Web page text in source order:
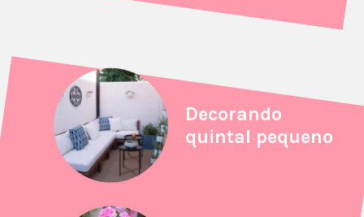
Decorando
quintal pequeno